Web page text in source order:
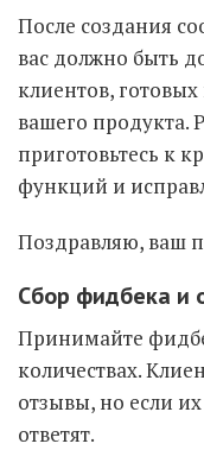
После создания
вас должно быть
клиентов,
вашего продукта.
приготовьтесь к
функций и
Поздравляю, ваш
Сбор фидбека и
Принимайте
количествах.
отзывы, но если
ответят.